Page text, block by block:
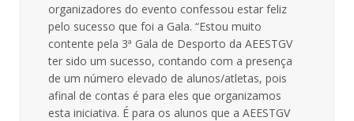
organizadores do evento confessou estar feliz
pelo sucesso que foi a Gala. “Estou muito
contente pela 3ª Gala de Desporto da AEESTGV
ter sido um sucesso, contando com a presença
de um número elevado de alunos/atletas, pois
afinal de contas é para eles que organizamos
esta iniciativa. É para os alunos que a AEESTGV